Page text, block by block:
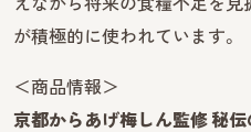
が積極的に使われています。
＜商品情報＞
京都からあげ梅しん監修 秘